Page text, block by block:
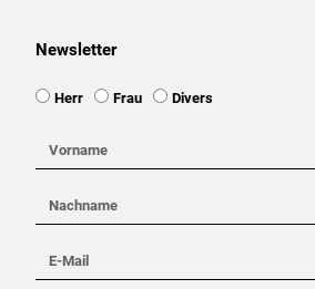
Newsletter
Ansprache
Herr Frau Divers
Vorname
Nachname